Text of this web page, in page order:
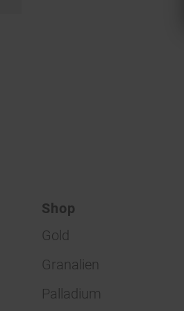
Shop
Gold
Granalien
Palladium